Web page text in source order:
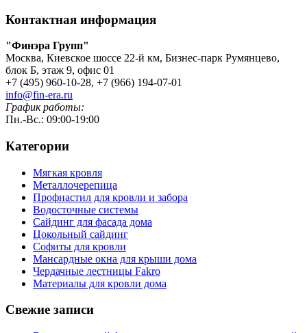
Контактная информация
"Финэра Групп"
Москва, Киевское шоссе 22-й км, Бизнес-парк Румянцево,
блок Б, этаж 9, офис 01
+7 (495) 960-10-28, +7 (966) 194-07-01
info@fin-era.ru
График работы:
Пн.-Вс.: 09:00-19:00
Категории
Мягкая кровля
Металлочерепица
Профнастил для кровли и забора
Водосточные системы
Сайдинг для фасада дома
Цокольный сайдинг
Софиты для кровли
Мансардные окна для крыши дома
Чердачные лестницы Fakro
Материалы для кровли дома
Свежие записи